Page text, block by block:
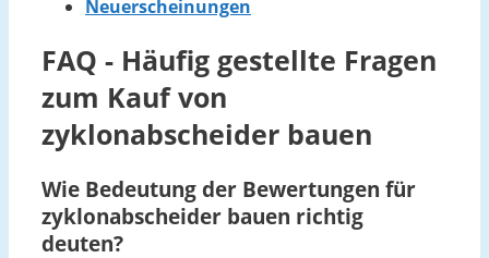
Neuerscheinungen
FAQ - Häufig gestellte Fragen
zum Kauf von
zyklonabscheider bauen
Wie Bedeutung der Bewertungen für
zyklonabscheider bauen richtig
deuten?